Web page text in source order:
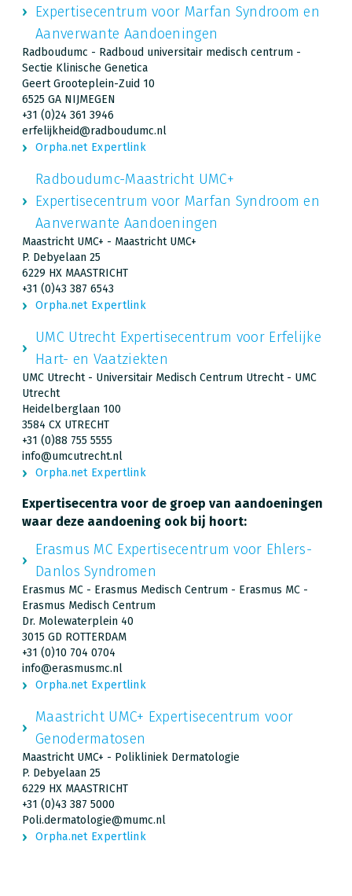
Expertisecentrum voor Marfan Syndroom en
Aanverwante Aandoeningen
Radboudumc - Radboud universitair medisch centrum -
Sectie Klinische Genetica
Geert Grooteplein-Zuid 10
6525 GA NIJMEGEN
+31 (0)24 361 3946
erfelijkheid@radboudumc.nl
Orpha.net Expertlink
Radboudumc-Maastricht UMC+
Expertisecentrum voor Marfan Syndroom en
Aanverwante Aandoeningen
Maastricht UMC+ - Maastricht UMC+
P. Debyelaan 25
6229 HX MAASTRICHT
+31 (0)43 387 6543
Orpha.net Expertlink
UMC Utrecht Expertisecentrum voor Erfelijke
Hart- en Vaatziekten
UMC Utrecht - Universitair Medisch Centrum Utrecht - UMC
Utrecht
Heidelberglaan 100
3584 CX UTRECHT
+31 (0)88 755 5555
info@umcutrecht.nl
Orpha.net Expertlink
Expertisecentra voor de groep van aandoeningen
waar deze aandoening ook bij hoort:
Erasmus MC Expertisecentrum voor Ehlers-
Danlos Syndromen
Erasmus MC - Erasmus Medisch Centrum - Erasmus MC -
Erasmus Medisch Centrum
Dr. Molewaterplein 40
3015 GD ROTTERDAM
+31 (0)10 704 0704
info@erasmusmc.nl
Orpha.net Expertlink
Maastricht UMC+ Expertisecentrum voor
Genodermatosen
Maastricht UMC+ - Polikliniek Dermatologie
P. Debyelaan 25
6229 HX MAASTRICHT
+31 (0)43 387 5000
Poli.dermatologie@mumc.nl
Orpha.net Expertlink